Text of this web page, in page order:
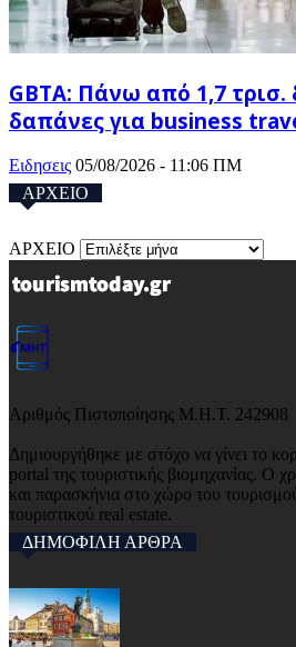
GBTA: Πάνω από 1,7 τρισ.
δαπάνες για business
Ειδησεις 05/08/2026 - 11:06 ΠΜ
ΑΡΧΕΙΟ
ΑΡΧΕΙΟ
Αριθμός Πιστοποίησης Μ.Η.Τ. 242908
Δημιουργήθηκε με στόχο να γίνει το
portal της τουριστικής βιομηχανίας. Ο
και παρασκήνια στο χώρο του
τουριστικού real estate.
ΔΗΜΟΦΙΛΗ ΑΡΘΡΑ